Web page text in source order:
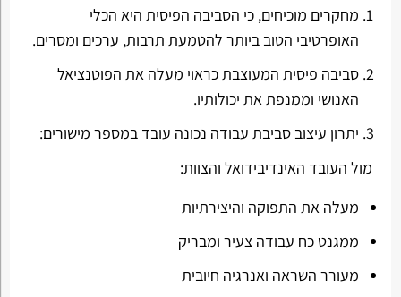
מחקרים מוכיחים, כי הסביבה הפיסית היא הכלי
האופרטיבי הטוב ביותר להטמעת תרבות, ערכים ומסרים.
סביבה פיסית המעוצבת כראוי מעלה את הפוטנציאל
האנושי וממנפת את יכולותיו.
יתרון עיצוב סביבת עבודה נכונה עובד במספר מישורים:
מול העובד האינדיבידואל והצוות:
מעלה את התפוקה והיצירתיות
ממגנט כח עבודה צעיר ומבריק
מעורר השראה ואנרגיה חיובית